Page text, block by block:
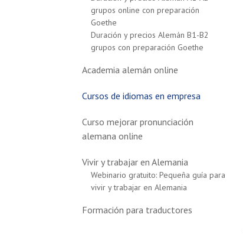
grupos online con preparación
Goethe
Duración y precios Alemán B1-B2
grupos con preparación Goethe
Academia alemán online
Cursos de idiomas en empresa
Curso mejorar pronunciación
alemana online
Vivir y trabajar en Alemania
Webinario gratuito: Pequeña guía para
vivir y trabajar en Alemania
Formación para traductores